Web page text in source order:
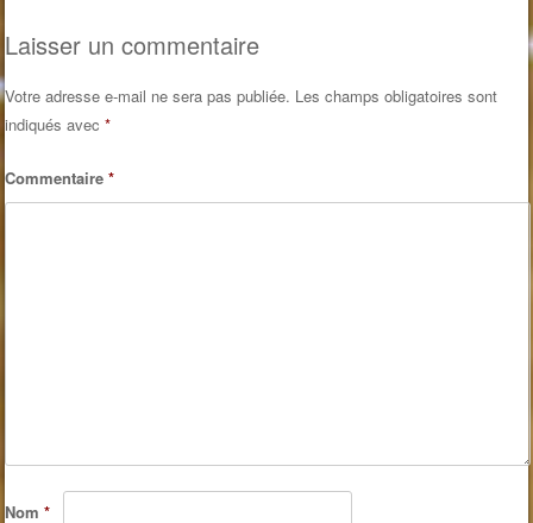
Post navigation
Laisser un commentaire
Votre adresse e-mail ne sera pas publiée. Les champs obligatoires sont
indiqués avec*
Commentaire*
Nom*